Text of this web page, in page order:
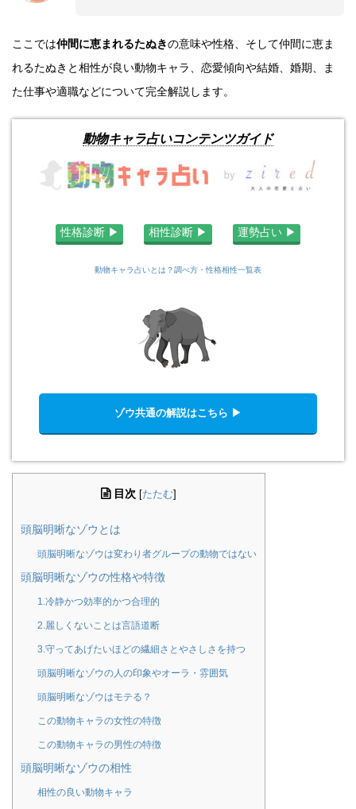
ここでは仲間に恵まれるたぬきの意味や性格、そして仲間に恵ま
れるたぬきと相性が良い動物キャラ、恋愛傾向や結婚、婚期、ま
た仕事や適職などについて完全解説します。
動物キャラ占いコンテンツガイド
性格診断 ▶︎ 相性診断 ▶︎ 運勢占い ▶︎
動物キャラ占いとは？調べ方・性格相性一覧表
ゾウ共通の解説はこちら ▶︎
目次 [たたむ]
頭脳明晰なゾウとは
頭脳明晰なゾウは変わり者グループの動物ではない
頭脳明晰なゾウの性格や特徴
1.冷静かつ効率的かつ合理的
2.麗しくないことは言語道断
3.守ってあげたいほどの繊細さとやさしさを持つ
頭脳明晰なゾウの人の印象やオーラ・雰囲気
頭脳明晰なゾウはモテる？
この動物キャラの女性の特徴
この動物キャラの男性の特徴
頭脳明晰なゾウの相性
相性の良い動物キャラ